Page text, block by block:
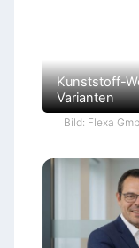
Kunststoff-
Varianten
Bild: Flexa